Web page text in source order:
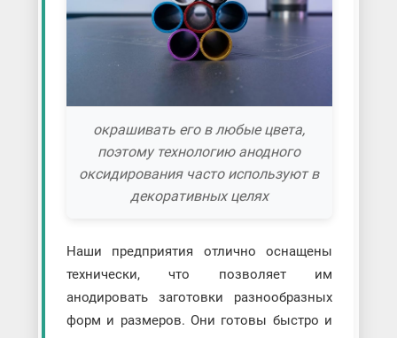
окрашивать его в любые цвета,
поэтому технологию анодного
оксидирования часто используют в
декоративных целях
Наши предприятия отлично оснащены
технически, что позволяет им
анодировать заготовки разнообразных
форм и размеров. Они готовы быстро и